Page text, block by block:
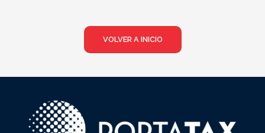
VOLVER A INICIO